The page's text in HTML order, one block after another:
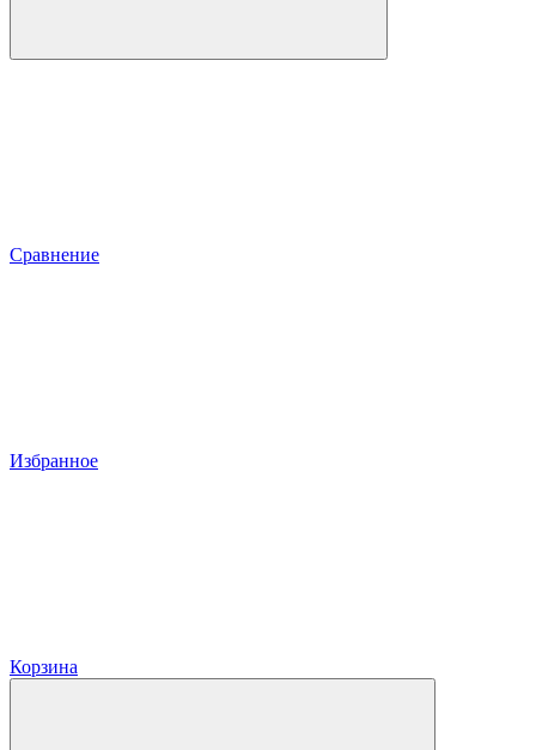
Сравнение
Избранное
Корзина